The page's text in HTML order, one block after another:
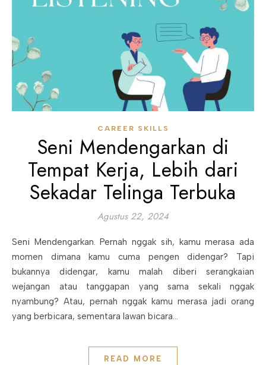
CAREER SKILLS
Seni Mendengarkan di
Tempat Kerja, Lebih dari
Sekadar Telinga Terbuka
Agustus 22, 2024
Seni Mendengarkan. Pernah nggak sih, kamu merasa ada
momen dimana kamu cuma pengen didengar? Tapi
bukannya didengar, kamu malah diberi serangkaian
wejangan atau tanggapan yang sama sekali nggak
nyambung? Atau, pernah nggak kamu merasa jadi orang
yang berbicara, sementara lawan bicara…
READ MORE